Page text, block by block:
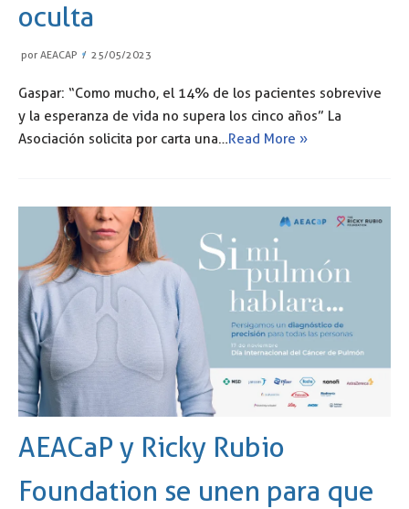
oculta
por AEACAP 25/05/2023
Gaspar: “Como mucho, el 14% de los pacientes sobrevive
y la esperanza de vida no supera los cinco años” La
Asociación solicita por carta una…Read More »
AEACaP y Ricky Rubio
Foundation se unen para que